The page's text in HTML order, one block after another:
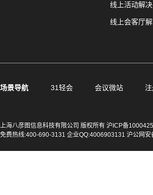
线上活动解
线上会客厅
场景导航 31轻会 会议微站
上海八彦图信息科技有限公司 版权所有 沪ICP备
免费热线:400-690-3131 企业QQ:4006903131 沪公网